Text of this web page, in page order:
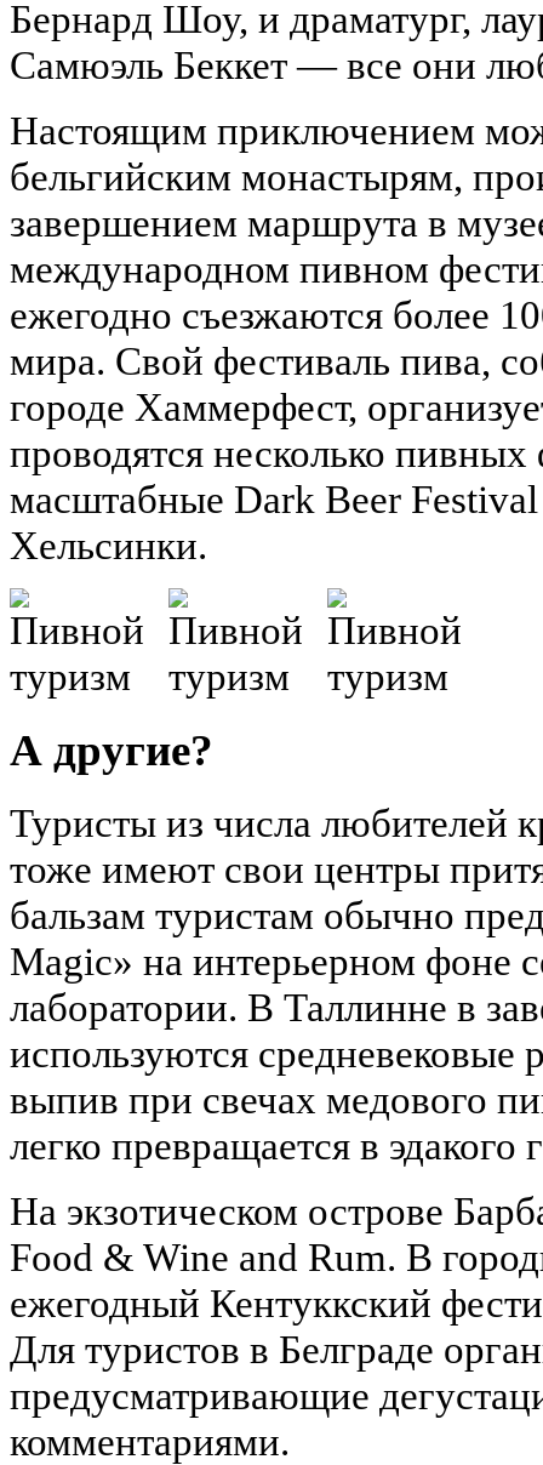
Бернард Шоу, и драматург,
Самюэль Беккет — все они
Настоящим приключением
бельгийским монастырям,
завершением маршрута в
международном пивном
ежегодно съезжаются более
мира. Свой фестиваль пива,
городе Хаммерфест,
проводятся несколько
масштабные Dark Beer
Хельсинки.
А другие?
Туристы из числа любителей
тоже имеют свои центры
бальзам туристам обычно
Magic» на интерьерном фоне
лаборатории. В Таллинне в
используются
выпив при свечах медового
легко превращается в эдакого
На экзотическом острове
Food & Wine and Rum. В
ежегодный Кентуккский
Для туристов в Белграде
предусматривающие
комментариями.